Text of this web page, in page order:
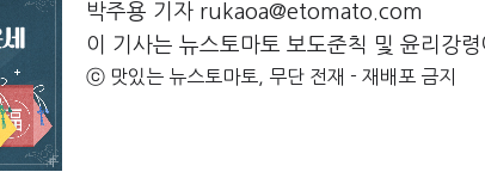
박주용 기자 rukaoa@etomato.com
이 기사는 뉴스토마토 보도준칙 및 윤리강
ⓒ 맛있는 뉴스토마토, 무단 전재 - 재배포 금지